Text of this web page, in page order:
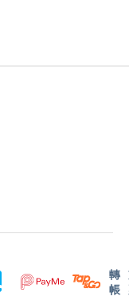
有所延長。
轉
帳